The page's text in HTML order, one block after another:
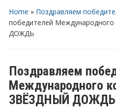
Home » Поздравляем
победителей
ДОЖДЬ
Поздравляем
Международного
ЗВЁЗДНЫЙ ДОЖДЬ